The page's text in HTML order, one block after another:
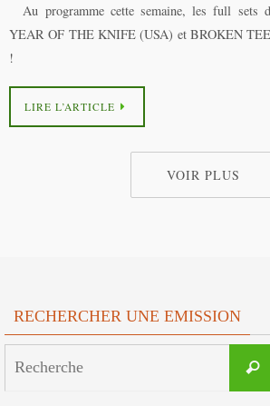
Au programme cette semaine, les full sets
YEAR OF THE KNIFE (USA) et BROKEN
!
LIRE L’ARTICLE
VOIR PLUS
RECHERCHER UNE EMISSION